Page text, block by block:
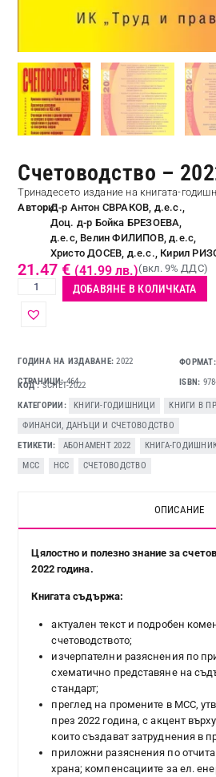
Счетоводство –
Тринадесето издание на книгата-
Автори:Д-р Антон СВРАКОВ, д.е.с.,
Доц. д-р Бойка БРЕЗОЕВА,
д.е.с, Велин ФИЛИПОВ, д.е.с,
Христо ДОСЕВ, д.е.с., Кирил
21.47€ (41.99 лв.)(вкл. 9% ДДС)
ДОБАВЯНЕ В КОЛИЧКАТА
ГОДИНА НА ИЗДАВАНЕ:2022 ФОРМАТ:
СТРАНИЦИ:464 ISBN:
КОД SCHET-2022
КАТЕГОРИИ
KНИГИ-ГОДИШНИЦИ КНИГИ В
ФИНАНСИ, ДАНЪЦИ И СЧЕТОВОДСТВО
ЕТИКЕТИ
АБОНАМЕНТ 2022 КНИГА-
МСС
НСС СЧЕТОВОДСТВО
ОПИСАНИЕ
Цялостно и полезно знание за
2022 година.
Книгата съдържа:
актуален текст и подробен
счетоводството;
изчерпателни разяснения по
схематично представяне на
стандарт;
преглед на промените в МСС,
през 2022 година, с акцент
които създават затруднения в
приложни разяснения по
храна; компенсациите за ел.